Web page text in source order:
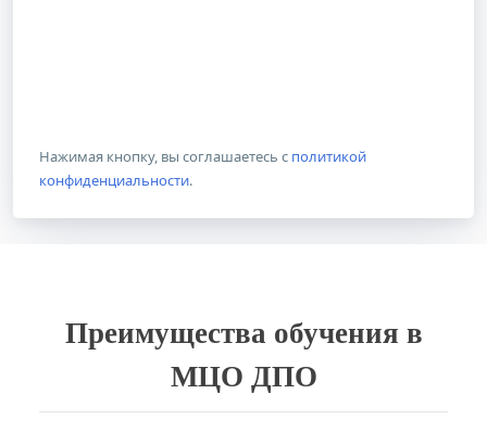
Нажимая кнопку, вы соглашаетесь с политикой
конфиденциальности.
Преимущества обучения в
МЦО ДПО